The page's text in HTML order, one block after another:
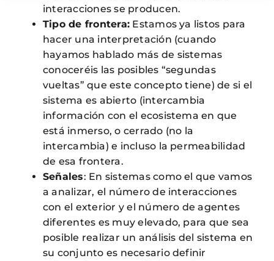
interacciones se producen.
Tipo de frontera: Estamos ya listos para
hacer una interpretación (cuando
hayamos hablado más de sistemas
conoceréis las posibles “segundas
vueltas” que este concepto tiene) de si el
sistema es abierto (intercambia
información con el ecosistema en que
está inmerso, o cerrado (no la
intercambia) e incluso la permeabilidad
de esa frontera.
Señales: En sistemas como el que vamos
a analizar, el número de interacciones
con el exterior y el número de agentes
diferentes es muy elevado, para que sea
posible realizar un análisis del sistema en
su conjunto es necesario definir